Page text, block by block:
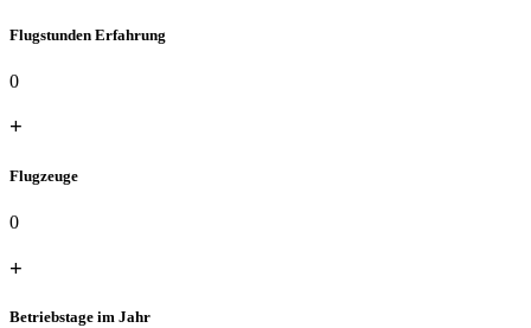
Flugstunden Erfahrung
0
+
Flugzeuge
0
+
Betriebstage im Jahr